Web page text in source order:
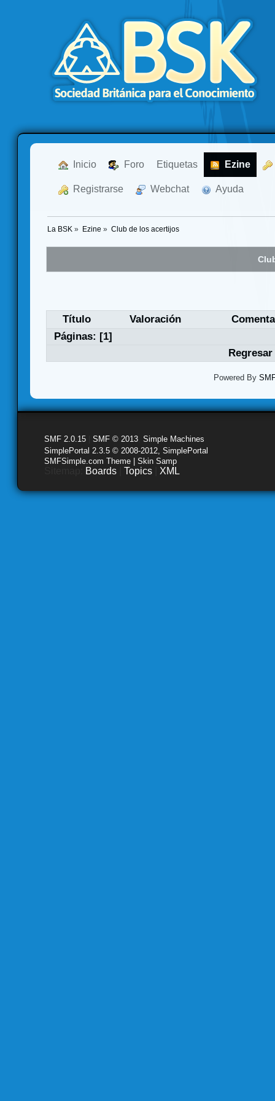
Inicio Foro Etiquetas Ezine
Registrarse Webchat Ayuda
La BSK » Ezine » Club de los acertijos
Título Valoración
Páginas: [1]
Powered By
SMF 2.0.15 SMF © 2013 Simple Machines
SimplePortal 2.3.5 © 2008-2012, SimplePortal
SMFSimple.com Theme | Skin Samp
Boards Topics XML